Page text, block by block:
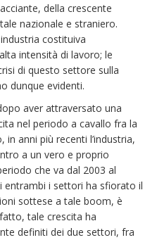
della crescente
nazionale e straniero.
costituiva
intensità di lavoro; le
di questo settore sulla
dunque evidenti.
aver attraversato una
nel periodo a cavallo fra la
in anni più recenti l’industria,
a un vero e proprio
che va dal 2003 al
entrambi i settori ha sfiorato il
sottese a tale boom, è
tale crescita ha
definiti dei due settori, fra